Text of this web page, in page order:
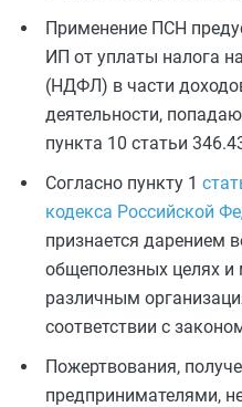
Применение ПСН
ИП от уплаты налога
(НДФЛ) в части
деятельности,
пункта 10 статьи
Согласно пункту 1
кодекса Российской
признается дарением
общеполезных целях
различным
соответствии с
Пожертвования,
предпринимателями,